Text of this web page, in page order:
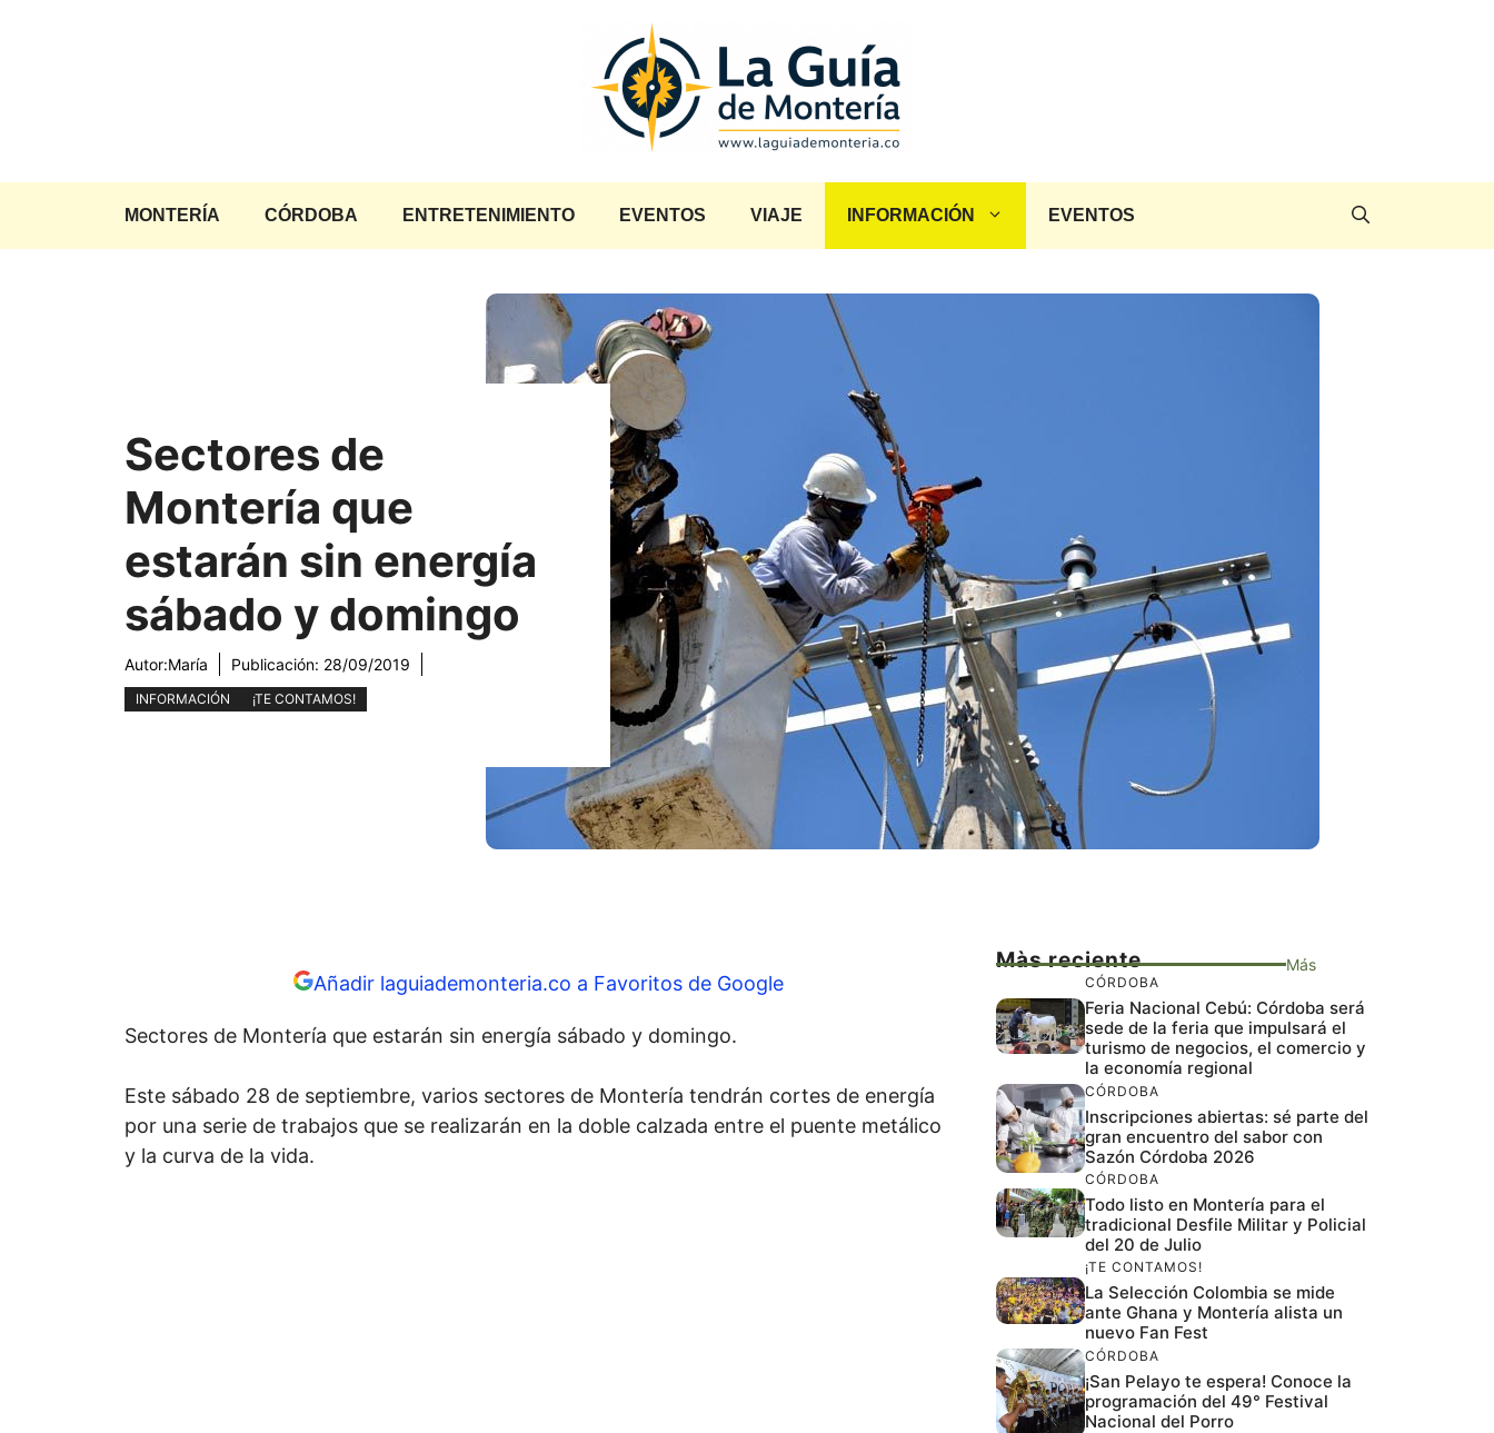
MONTERÍA CÓRDOBA ENTRETENIMIENTO EVENTOS VIAJE INFORMACIÓN EVENTOS
Sectores de
Montería que
estarán sin energía
sábado y domingo
Autor:María Publicación: 28/09/2019
INFORMACIÓN ¡TE CONTAMOS!
Añadir laguiademonteria.co a Favoritos de Google
Sectores de Montería que estarán sin energía sábado y domingo.
Este sábado 28 de septiembre, varios sectores de Montería tendrán cortes de energía
por una serie de trabajos que se realizarán en la doble calzada entre el puente metálico
y la curva de la vida.
Màs reciente Más
CÓRDOBA
Feria Nacional Cebú: Córdoba será
sede de la feria que impulsará el
turismo de negocios, el comercio y
la economía regional
CÓRDOBA
Inscripciones abiertas: sé parte del
gran encuentro del sabor con
Sazón Córdoba 2026
CÓRDOBA
Todo listo en Montería para el
tradicional Desfile Militar y Policial
del 20 de Julio
¡TE CONTAMOS!
La Selección Colombia se mide
ante Ghana y Montería alista un
nuevo Fan Fest
CÓRDOBA
¡San Pelayo te espera! Conoce la
programación del 49° Festival
Nacional del Porro